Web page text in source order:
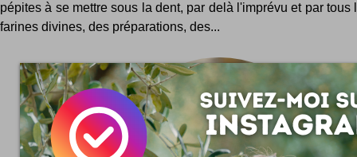
pépites à se mettre sous la dent, par delà l'imprévu et par tous
farines divines, des préparations, des...